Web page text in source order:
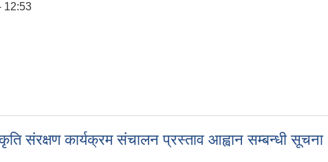
12:53
संरक्षण कार्यक्रम संचालन प्रस्ताव आह्वान सम्बन्धी सूचना